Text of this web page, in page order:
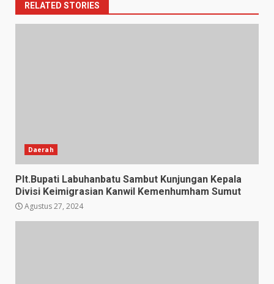
RELATED STORIES
Daerah
Plt.Bupati Labuhanbatu Sambut Kunjungan Kepala
Divisi Keimigrasian Kanwil Kemenhumham Sumut
Agustus 27, 2024